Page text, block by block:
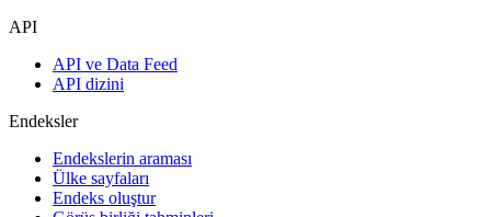
API
API ve Data Feed
API dizini
Endeksler
Endekslerin araması
Ülke sayfaları
Endeks oluştur